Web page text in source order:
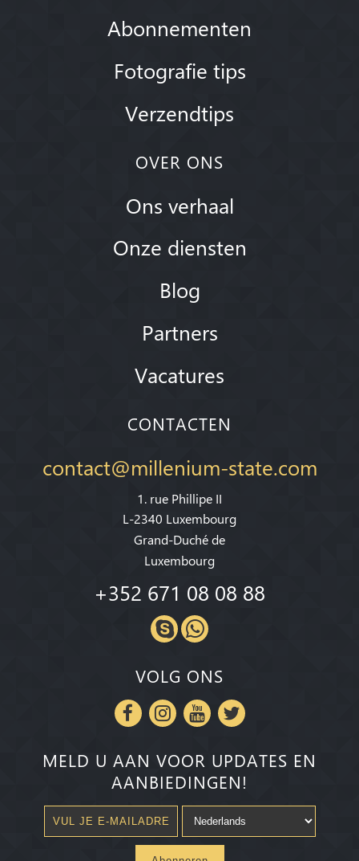
Abonnementen
Fotografie tips
Verzendtips
OVER ONS
Ons verhaal
Onze diensten
Blog
Partners
Vacatures
CONTACTEN
contact@millenium-state.com
1. rue Phillipe II
L-2340 Luxembourg
Grand-Duché de
Luxembourg
+352 671 08 08 88
VOLG ONS
MELD U AAN VOOR UPDATES EN
AANBIEDINGEN!